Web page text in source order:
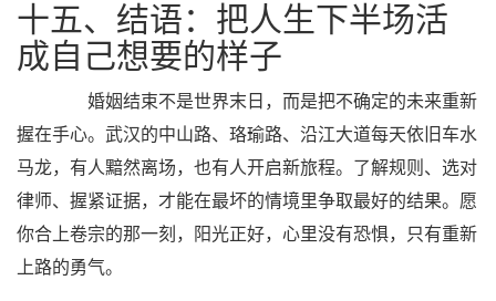
十五、结语：把人生下半场活
成自己想要的样子
婚姻结束不是世界末日，而是把不确定的未来重新
握在手心。武汉的中山路、珞瑜路、沿江大道每天依旧车水
马龙，有人黯然离场，也有人开启新旅程。了解规则、选对
律师、握紧证据，才能在最坏的情境里争取最好的结果。愿
你合上卷宗的那一刻，阳光正好，心里没有恐惧，只有重新
上路的勇气。